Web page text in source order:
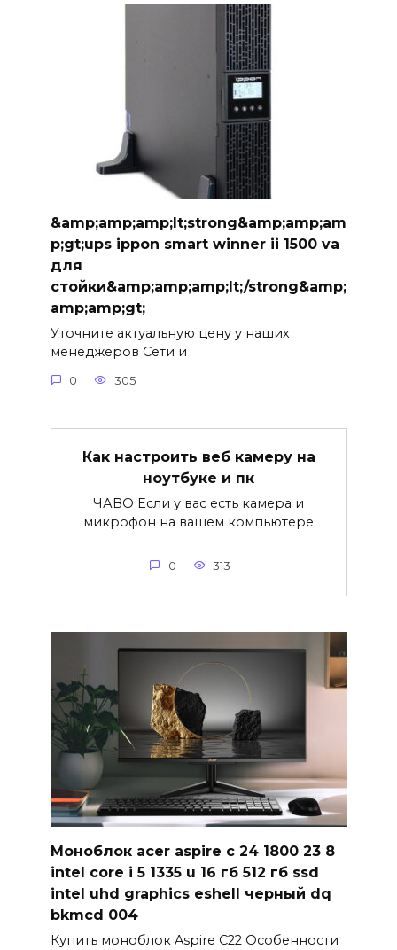
&amp;amp;amp;lt;strong&amp;amp;am
p;gt;ups ippon smart winner ii 1500 va
для
стойки&amp;amp;amp;lt;/strong&amp;
amp;amp;gt;
Уточните актуальную цену у наших
менеджеров Сети и
0 305
Как настроить веб камеру на
ноутбуке и пк
ЧАВО Если у вас есть камера и
микрофон на вашем компьютере
0 313
Моноблок acer aspire c 24 1800 23 8
intel core i 5 1335 u 16 гб 512 гб ssd
intel uhd graphics eshell черный dq
bkmcd 004
Купить моноблок Aspire C22 Особенности